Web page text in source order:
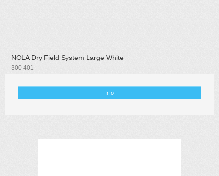
NOLA Dry Field System Large White
300-401
Info